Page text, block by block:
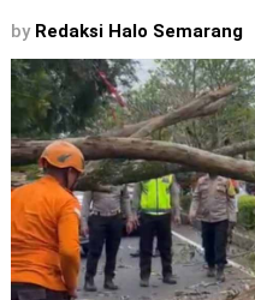
by Redaksi Halo Semarang